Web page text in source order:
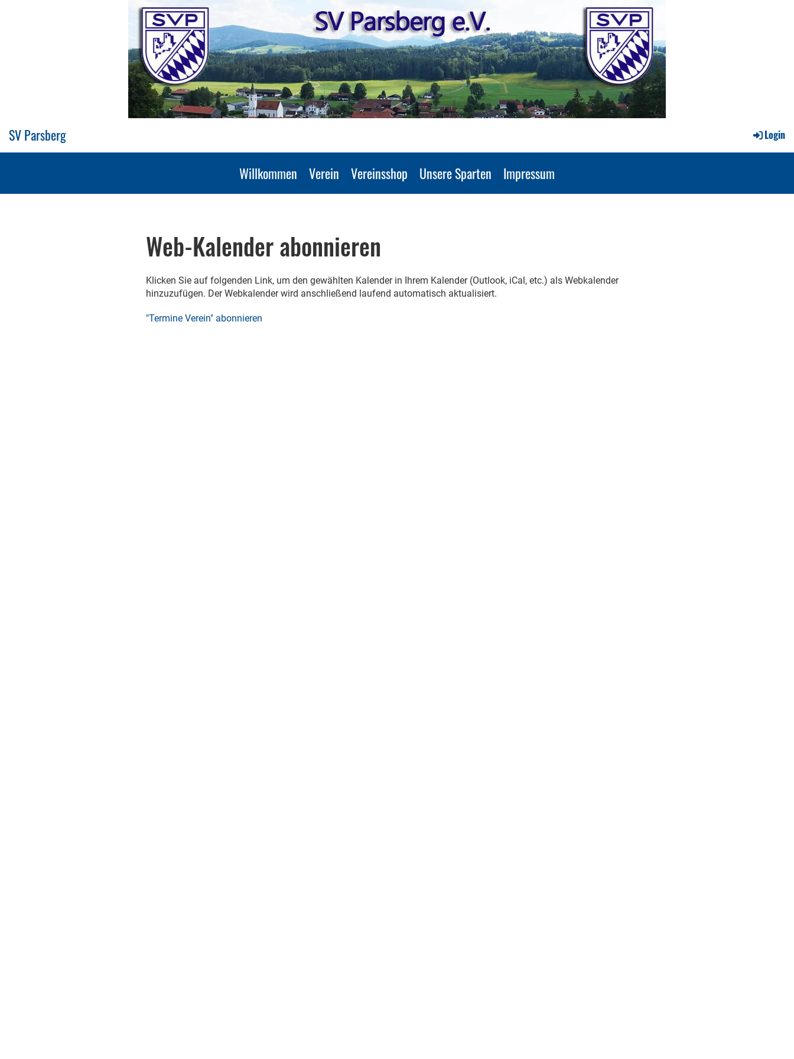
SV Parsberg Login
Willkommen Verein Vereinsshop Unsere Sparten Impressum
Web-Kalender abonnieren
Klicken Sie auf folgenden Link, um den gewählten Kalender in Ihrem Kalender (Outlook, iCal, etc.) als Webkalender
hinzuzufügen. Der Webkalender wird anschließend laufend automatisch aktualisiert.
"Termine Verein" abonnieren